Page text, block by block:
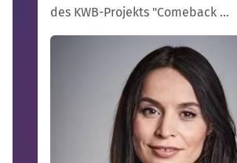
des KWB-Projekts "Comeback …